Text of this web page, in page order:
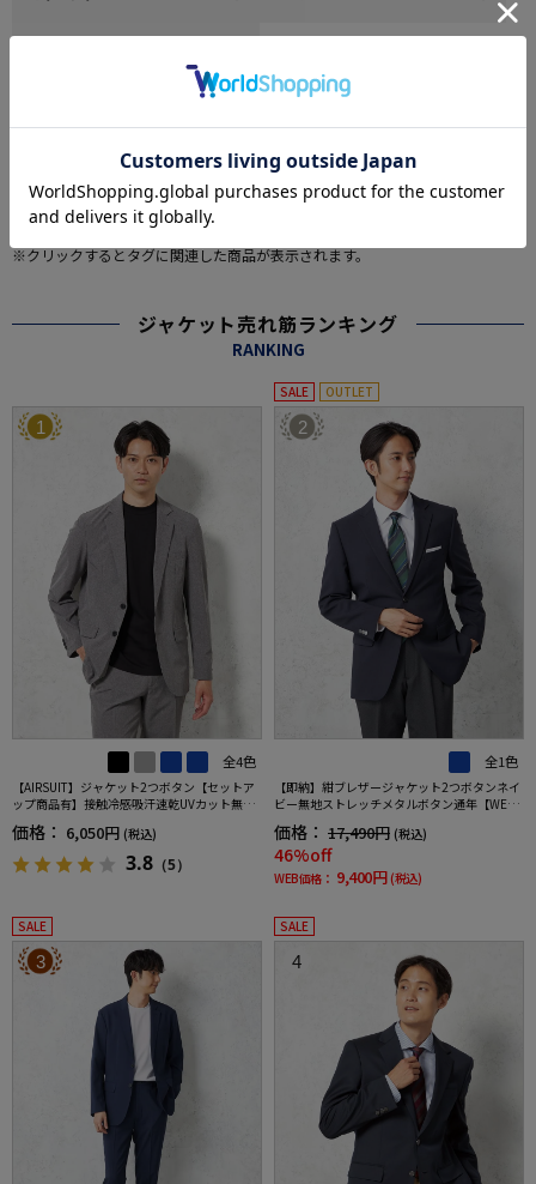
#M_office_casual
#オフィスカジュアル・ビジネスカジュアル
#ジャケット 仕事でも週末でも
※クリックするとタグに関連した商品が表示されます。
ジャケット売れ筋ランキング
RANKING
1
全4色
【AIRSUIT】ジャケット2つボタン【セットア
ップ商品有】接触冷感吸汗速乾UVカット無地
価格： 6,050円 (税込)
3.8 （5）
SALE OUTLET
2
全1色
【即納】紺ブレザージャケット2つボタンネイ
ビー無地ストレッチメタルボタン通年【WEB
価格： 17,490円 (税込)
46%off
WEB価格： 9,400円 (税込)
SALE
3
SALE
4